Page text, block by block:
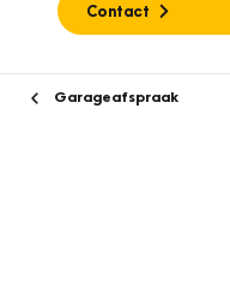
Contact
Garageafspraak